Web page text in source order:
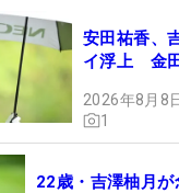
安田祐香、
イ浮上 金
2026年8月8
1
22歳・吉澤柚月